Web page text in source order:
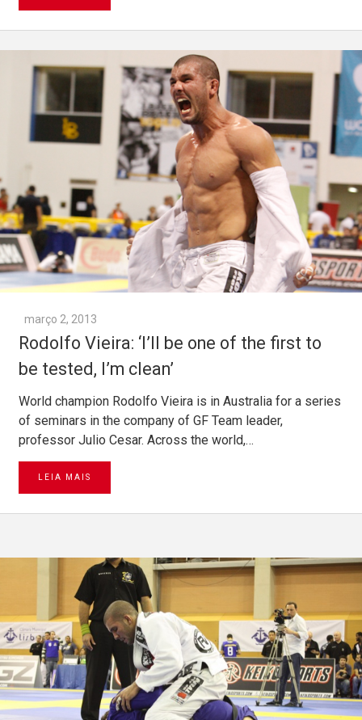
março 2, 2013
Rodolfo Vieira: ‘I’ll be one of the first to
be tested, I’m clean’
World champion Rodolfo Vieira is in Australia for a series
of seminars in the company of GF Team leader,
professor Julio Cesar. Across the world,…
LEIA MAIS